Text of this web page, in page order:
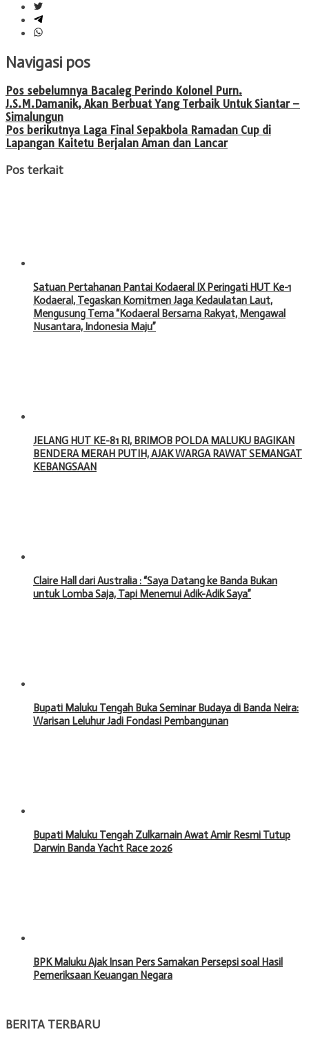
Navigasi pos
Pos sebelumnya Bacaleg Perindo Kolonel Purn.
J.S.M.Damanik, Akan Berbuat Yang Terbaik Untuk Siantar –
Simalungun
Pos berikutnya Laga Final Sepakbola Ramadan Cup di
Lapangan Kaitetu Berjalan Aman dan Lancar
Pos terkait
Satuan Pertahanan Pantai Kodaeral IX Peringati HUT Ke-1
Kodaeral, Tegaskan Komitmen Jaga Kedaulatan Laut,
Mengusung Tema “Kodaeral Bersama Rakyat, Mengawal
Nusantara, Indonesia Maju”
JELANG HUT KE-81 RI, BRIMOB POLDA MALUKU BAGIKAN
BENDERA MERAH PUTIH, AJAK WARGA RAWAT SEMANGAT
KEBANGSAAN
Claire Hall dari Australia : “Saya Datang ke Banda Bukan
untuk Lomba Saja, Tapi Menemui Adik-Adik Saya”
Bupati Maluku Tengah Buka Seminar Budaya di Banda Neira:
Warisan Leluhur Jadi Fondasi Pembangunan
Bupati Maluku Tengah Zulkarnain Awat Amir Resmi Tutup
Darwin Banda Yacht Race 2026
BPK Maluku Ajak Insan Pers Samakan Persepsi soal Hasil
Pemeriksaan Keuangan Negara
BERITA TERBARU